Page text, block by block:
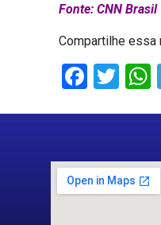
Fonte: CNN Brasil
Compartilhe essa